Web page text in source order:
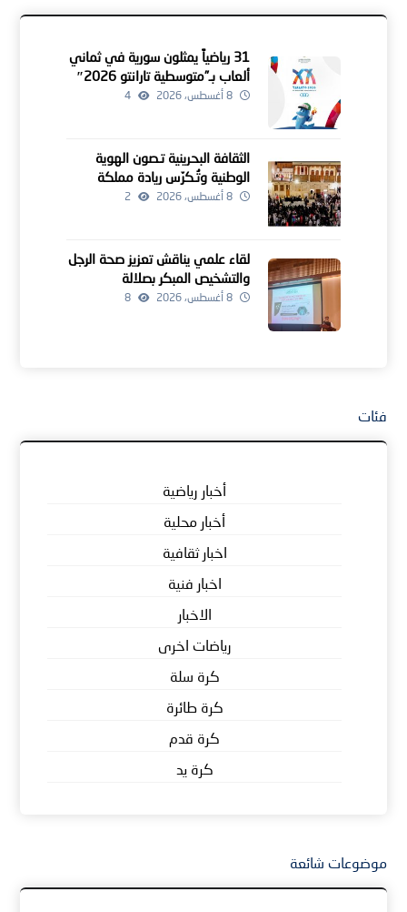
31 رياضياً يمثلون سورية في ثماني
ألعاب بـ”متوسطية تارانتو 2026″
8 أغسطس، 2026 4
الثقافة البحرينية تـصون الهوية
الوطنية وتُـكرّس ريادة مملكة
البحرين كمنارة للإبداع الإنساني
8 أغسطس، 2026 2
لقاء علمي يناقش تعزيز صحة الرجل
والتشخيص المبكر بصلالة
8 أغسطس، 2026 8
فئات
أخبار رياضية
أخبار محلية
اخبار ثقافية
اخبار فنية
الاخبار
رياضات اخرى
كرة سلة
كرة طائرة
كرة قدم
كرة يد
موضوعات شائعة